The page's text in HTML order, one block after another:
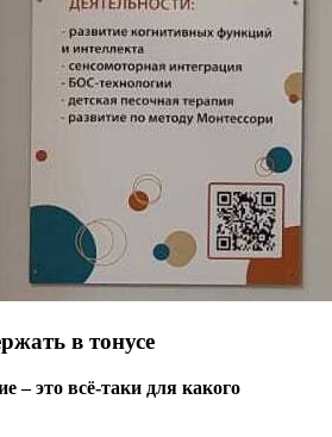
в тонусе
– это всё-таки для какого